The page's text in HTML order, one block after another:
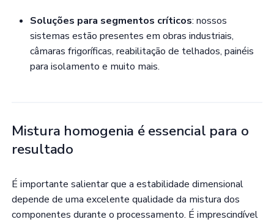
Soluções para segmentos críticos: nossos
sistemas estão presentes em obras industriais,
câmaras frigoríficas, reabilitação de telhados, painéis
para isolamento e muito mais.
Mistura homogenia é essencial para o
resultado
É importante salientar que a estabilidade dimensional
depende de uma excelente qualidade da mistura dos
componentes durante o processamento. É imprescindível